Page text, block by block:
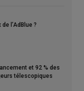
de l'usine
l’AdBlue ?
et 92 % des
télescopiques